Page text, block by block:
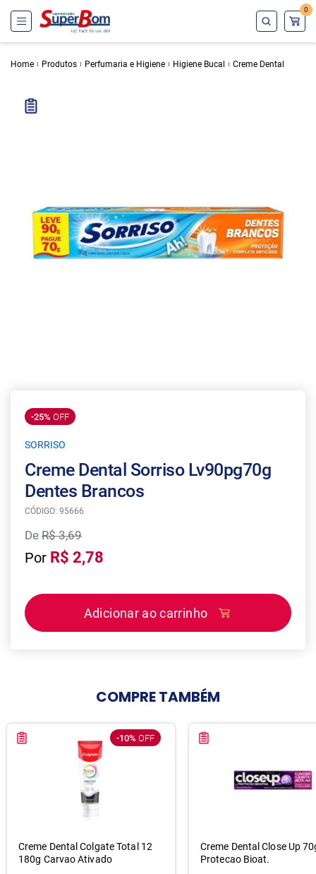
0
Home Produtos Perfumaria e Higiene Higiene Bucal Creme Dental
-25% OFF
SORRISO
Creme Dental Sorriso Lv90pg70g
Dentes Brancos
CÓDIGO: 95666
De R$ 3,69
Por R$ 2,78
Adicionar ao carrinho
COMPRETAMBÉM
-10% OFF
Creme Dental Colgate Total 12
180g Carvao Ativado
Creme Dental Close Up
Protecao Bioat.